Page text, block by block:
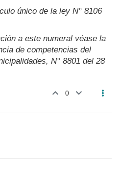
único de la ley N° 8106
a este numeral véase la
de competencias del
N° 8801 del 28
0